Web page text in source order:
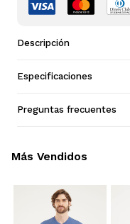
Descripción
Especificaciones
Preguntas frecuentes
Más Vendidos